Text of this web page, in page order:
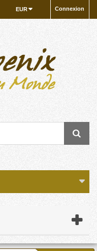
Connexion
EUR